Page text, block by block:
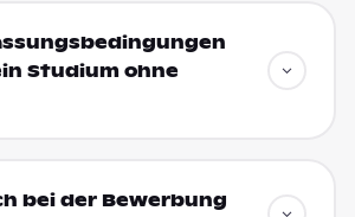
Studium ohne
bei der Bewerbung